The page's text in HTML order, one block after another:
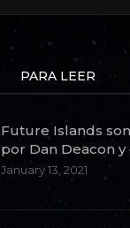
PARA LEER
Future Islands
por Dan Deacon y
January 13, 2021